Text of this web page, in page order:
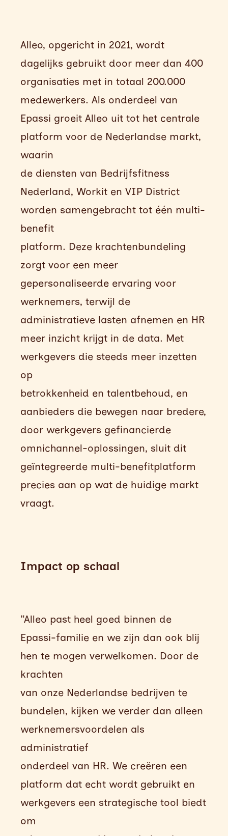
Alleo, opgericht in 2021, wordt
dagelijks gebruikt door meer dan 400
organisaties met in totaal 200.000
medewerkers. Als onderdeel van
Epassi groeit Alleo uit tot het centrale
platform voor de Nederlandse markt,
waarin
de diensten van Bedrijfsfitness
Nederland, Workit en VIP District
worden samengebracht tot één multi-
benefit
platform. Deze krachtenbundeling
zorgt voor een meer
gepersonaliseerde ervaring voor
werknemers, terwijl de
administratieve lasten afnemen en HR
meer inzicht krijgt in de data. Met
werkgevers die steeds meer inzetten
op
betrokkenheid en talentbehoud, en
aanbieders die bewegen naar bredere,
door werkgevers gefinancierde
omnichannel-oplossingen, sluit dit
geïntegreerde multi-benefitplatform
precies aan op wat de huidige markt
vraagt.
Impact op schaal
“Alleo past heel goed binnen de
Epassi-familie en we zijn dan ook blij
hen te mogen verwelkomen. Door de
krachten
van onze Nederlandse bedrijven te
bundelen, kijken we verder dan alleen
werknemersvoordelen als
administratief
onderdeel van HR. We creëren een
platform dat echt wordt gebruikt en
werkgevers een strategische tool biedt
om